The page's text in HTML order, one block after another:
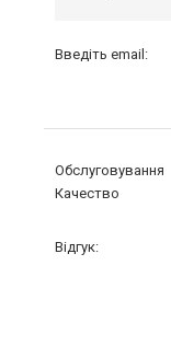
Введіть email:
Обслуговування
Качество
Відгук: